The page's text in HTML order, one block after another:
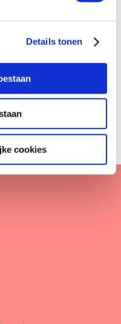
Details tonen
cookies